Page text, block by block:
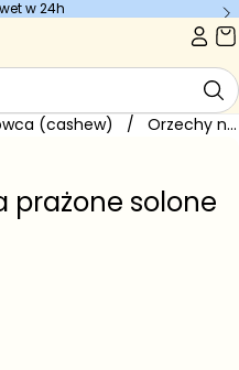
w 24h
(cashew) / Orzechy nerkowca prażone solone 500...
prażone solone